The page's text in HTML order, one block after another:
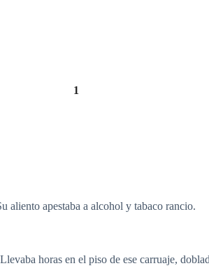
1
apestaba a alcohol y tabaco rancio.
horas en el piso de ese carruaje,